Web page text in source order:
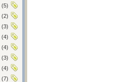
(5)
(2)
(3)
(4)
(4)
(3)
(4)
(7)